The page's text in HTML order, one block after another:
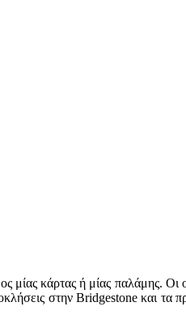
κάρτας ή μίας παλάμης.
στην Bridgestone και